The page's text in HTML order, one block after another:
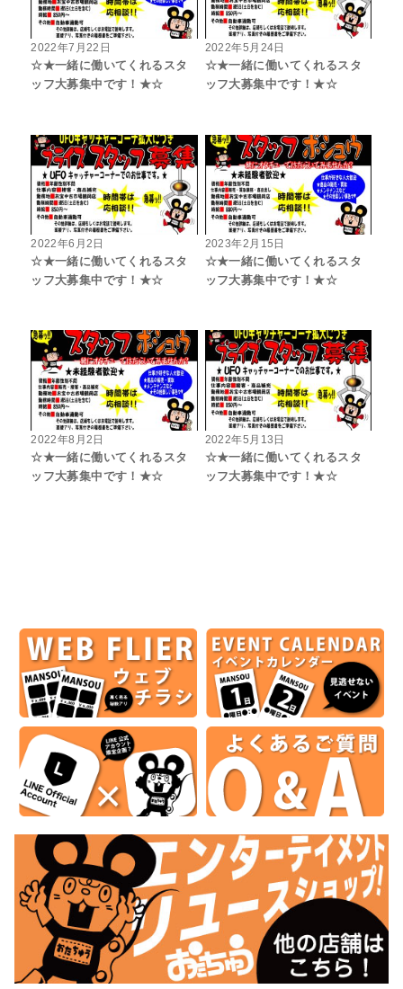
2022年7月22日
☆★一緒に働いてくれるスタ
ッフ大募集中です！★☆
2022年5月24日
☆★一緒に働いてくれるスタ
ッフ大募集中です！★☆
2022年6月2日
☆★一緒に働いてくれるスタ
ッフ大募集中です！★☆
2023年2月15日
☆★一緒に働いてくれるスタ
ッフ大募集中です！★☆
2022年8月2日
☆★一緒に働いてくれるスタ
ッフ大募集中です！★☆
2022年5月13日
☆★一緒に働いてくれるスタ
ッフ大募集中です！★☆